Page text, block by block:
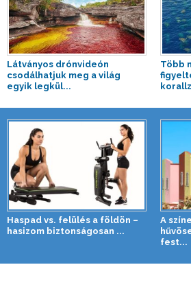
Látványos drónvideón
csodálhatjuk meg a világ
egyik legkül...
Több
Haspad vs. felülés a földön –
hasizom biztonságosan ...
A
fest...